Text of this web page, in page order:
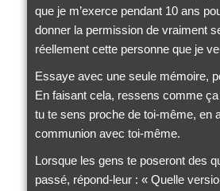
que je m’exerce pendant 10 ans
donner la permission de vraiment
réellement cette personne que je
Essaye avec une seule mémoire,
En faisant cela, ressens comme
tu te sens proche de toi-même, en
communion avec toi-même.
Lorsque les gens te poseront des
passé, répond-leur : « Quelle